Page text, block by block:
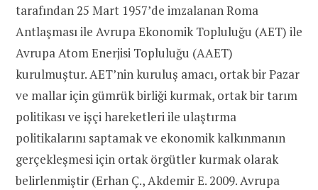
tarafından 25 Mart 1957’de imzalanan Roma
Antlaşması ile Avrupa Ekonomik Topluluğu (AET) ile
Avrupa Atom Enerjisi Topluluğu (AAET)
kurulmuştur. AET’nin kuruluş amacı, ortak bir Pazar
ve mallar için gümrük birliği kurmak, ortak bir tarım
politikası ve işçi hareketleri ile ulaştırma
politikalarını saptamak ve ekonomik kalkınmanın
gerçekleşmesi için ortak örgütler kurmak olarak
belirlenmiştir (Erhan Ç., Akdemir E. 2009. Avrupa